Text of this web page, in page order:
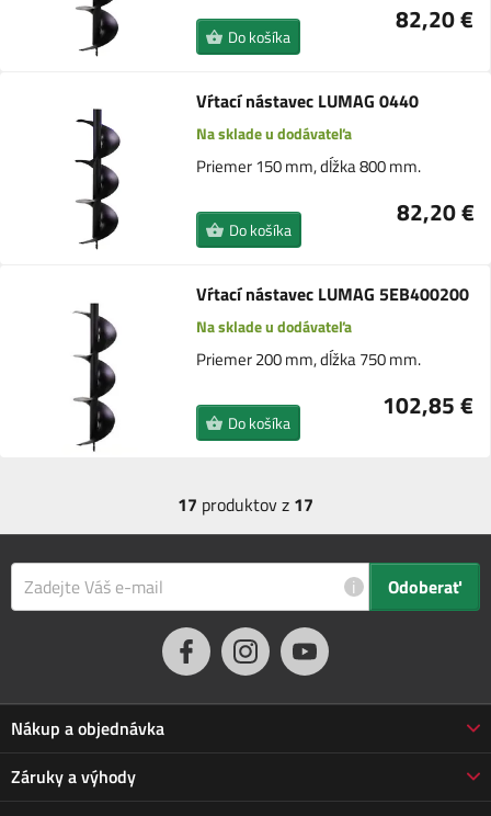
82,20 €
Do košíka
Vŕtací nástavec LUMAG 0440
Na sklade u dodávateľa
Priemer 150 mm, dĺžka 800 mm.
82,20 €
Do košíka
Vŕtací nástavec LUMAG 5EB400200
Na sklade u dodávateľa
Priemer 200 mm, dĺžka 750 mm.
102,85 €
Do košíka
17 produktov z 17
i Odoberať
Nákup a objednávka
Obchodné podmienky
Doprava a platba
Záruky a výhody